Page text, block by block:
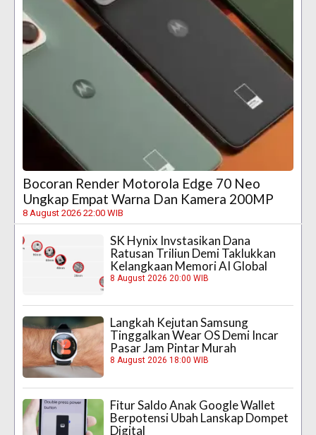
Bocoran Render Motorola Edge 70 Neo
Ungkap Empat Warna Dan Kamera 200MP
8 August 2026 22:00 WIB
SK Hynix Invstasikan Dana
Ratusan Triliun Demi Taklukkan
Kelangkaan Memori AI Global
8 August 2026 20:00 WIB
Langkah Kejutan Samsung
Tinggalkan Wear OS Demi Incar
Pasar Jam Pintar Murah
8 August 2026 18:00 WIB
Fitur Saldo Anak Google Wallet
Berpotensi Ubah Lanskap Dompet
Digital